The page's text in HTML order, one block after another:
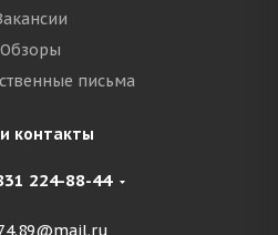
Обзоры
письма
контакты
224-88-44